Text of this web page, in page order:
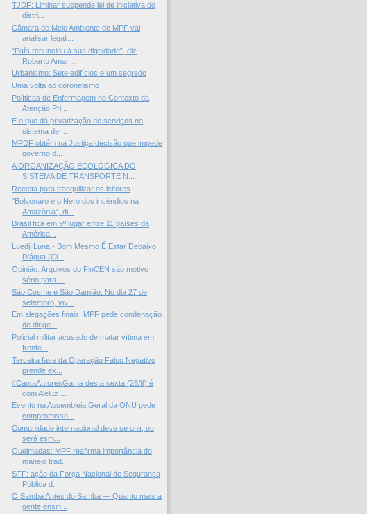
TJDF: Liminar suspende lei de iniciativa do
distri...
Câmara de Meio Ambiente do MPF vai
analisar legali...
“País renunciou à sua dignidade”, diz
Roberto Amar...
Urbanismo: Sete edifícios e um segredo
Uma volta ao coronelismo
Políticas de Enfermagem no Contexto da
Atenção Pri...
É o que dá privatização de serviços no
sistema de ...
MPDF obtém na Justiça decisão que impede
governo d...
A ORGANIZAÇÃO ECOLÓGICA DO
SISTEMA DE TRANSPORTE N...
Receita para tranquilizar os leitores
"Bolsonaro é o Nero dos incêndios na
Amazônia", di...
Brasil fica em 9º lugar entre 11 países da
América...
Luedji Luna - Bom Mesmo É Estar Debaixo
D'água (Cl...
Opinião: Arquivos do FinCEN são motivo
sério para ...
São Cosme e São Damião. No dia 27 de
setembro, viv...
Em alegações finais, MPF pede condenação
de dirige...
Policial militar acusado de matar vítima em
frente...
Terceira fase da Operação Falso Negativo
prende ex...
#CantaAutoresGama desta sexta (25/9) é
com Aleluz ...
Evento na Assembleia Geral da ONU pede
compromisso...
Comunidade internacional deve se unir, ou
será esm...
Queimadas: MPF reafirma importância do
manejo trad...
STF: ação da Força Nacional de Segurança
Pública d...
O Samba Antes do Samba — Quanto mais a
gente ensin...